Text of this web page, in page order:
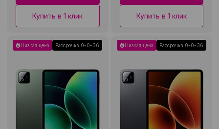
Купить в 1 клик Купить в 1 клик
Низкая цена Рассрочка 0-0-36 Низкая цена Рассрочка 0-0-36